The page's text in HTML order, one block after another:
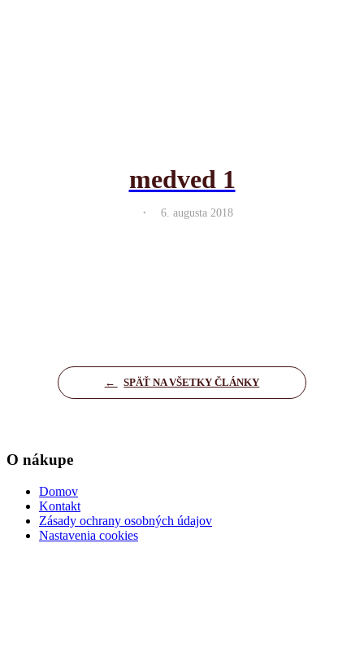
medved 1
. 6. augusta 2018
← SPÄŤ NA VŠETKY ČLÁNKY
O nákupe
Domov
Kontakt
Zásady ochrany osobných údajov
Nastavenia cookies